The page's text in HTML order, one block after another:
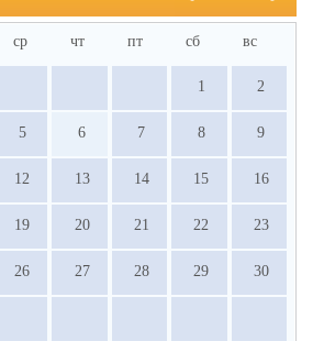
ср чт пт сб вс
1 2
5 6 7 8 9
12 13 14 15 16
19 20 21 22 23
26 27 28 29 30